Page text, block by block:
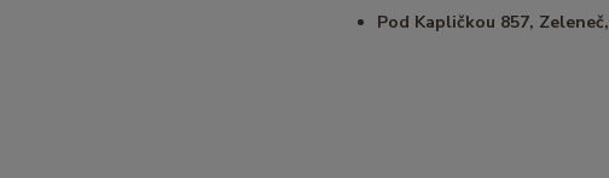
Pod Kapličkou 857,